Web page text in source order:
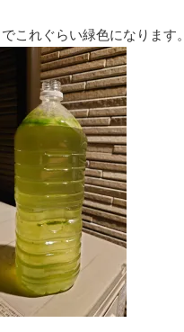
これぐらい緑色になります。